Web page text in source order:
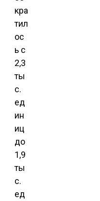
кра
тил
ос
ь с
2,3
ты
с.
ед
ин
иц
до
1,9
ты
с.
ед